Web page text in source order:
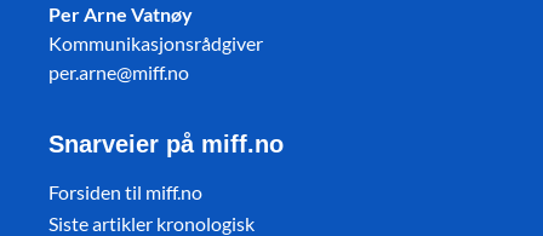
Per Arne Vatnøy
Kommunikasjonsrådgiver
per.arne@miff.no
Snarveier på miff.no
Forsiden til miff.no
Siste artikler kronologisk